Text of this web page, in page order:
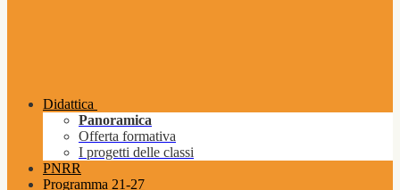
Didattica
Panoramica
Offerta formativa
I progetti delle classi
PNRR
Programma 21-27